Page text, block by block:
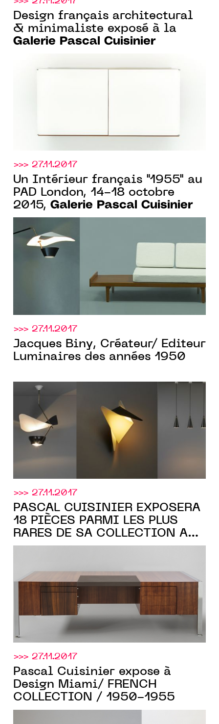
Design français architectural
& minimaliste exposé à la
Galerie Pascal Cuisinier
>>> 27.11.2017
Un Intérieur français "1955" au
PAD London, 14-18 octobre
2015, Galerie Pascal Cuisinier
>>> 27.11.2017
Jacques Biny, Créateur/ Editeur
Luminaires des années 1950
>>> 27.11.2017
PASCAL CUISINIER EXPOSERA
18 PIÈCES PARMI LES PLUS
RARES DE SA COLLECTION AU
PAD PARIS
>>> 27.11.2017
Pascal Cuisinier expose à
Design Miami/ FRENCH
COLLECTION / 1950-1955